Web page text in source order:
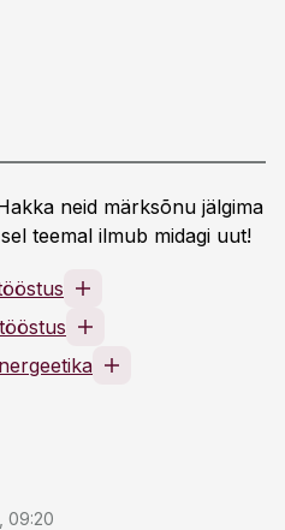
neid märksõnu jälgima
teemal ilmub midagi uut!
09:20